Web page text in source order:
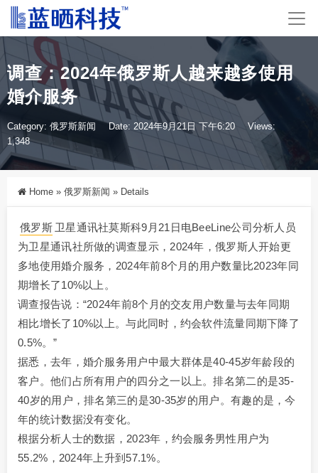
调查：2024年俄罗斯人越来越多使用
婚介服务
Category: 俄罗斯新闻 Date: 2024年9月21日 下午6:20
Views:
1,348
Home » 俄罗斯新闻 » Details
俄罗斯 卫星通讯社莫斯科9月21日电BeeLine公司分析人员
为卫星通讯社所做的调查显示，2024年，俄罗斯人开始更
多地使用婚介服务，2024年前8个月的用户数量比2023年同
期增长了10%以上。
调查报告说：“2024年前8个月的交友用户数量与去年同期
相比增长了10%以上。与此同时，约会软件流量同期下降了
0.5%。”
据悉，去年，婚介服务用户中最大群体是40-45岁年龄段的
客户。他们占所有用户的四分之一以上。排名第二的是35-
40岁的用户，排名第三的是30-35岁的用户。有趣的是，今
年的统计数据没有变化。
根据分析人士的数据，2023年，约会服务男性用户为
55.2%，2024年上升到57.1%。